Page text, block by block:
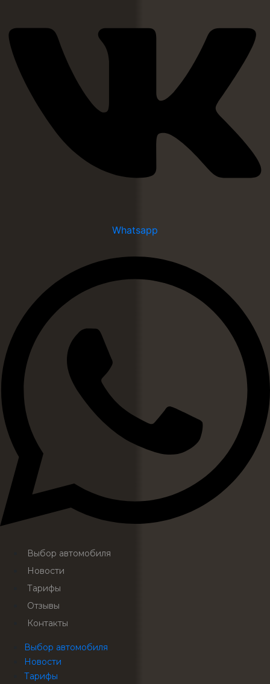
Whatsapp
Выбор автомобиля
Новости
Тарифы
Отзывы
Контакты
Выбор автомобиля
Новости
Тарифы